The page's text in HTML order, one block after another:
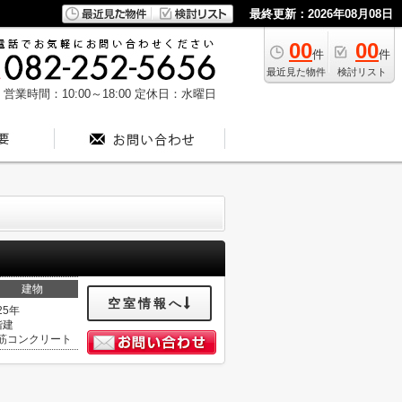
最終更新：2026年08月08日
00件
最近見た物件
00件
検討リスト
営業時間：10:00～18:00 定休日：水曜日
建物
年
建
コンクリート
空室情報へ